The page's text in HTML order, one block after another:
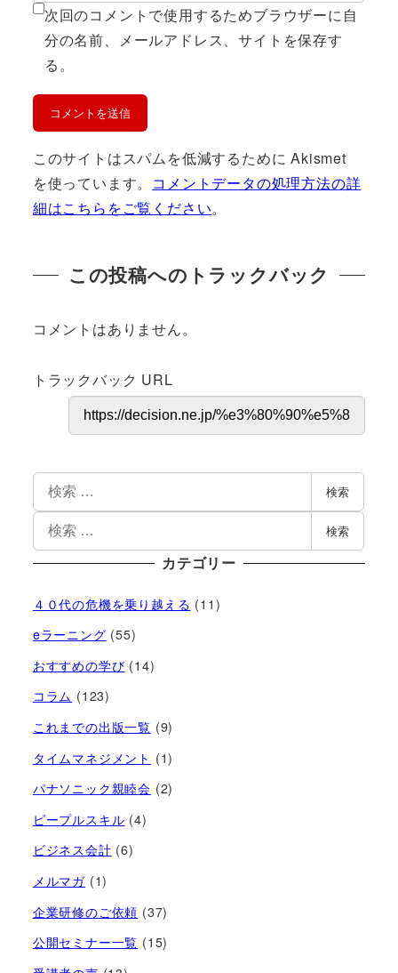
次回のコメントで使用するためブラウザーに自
分の名前、メールアドレス、サイトを保存す
る。
このサイトはスパムを低減するために Akismet
を使っています。 コメントデータの処理方法の詳
細はこちらをご覧ください。
この投稿へのトラックバック
コメントはありません。
トラックバック URL
検索
検索
カテゴリー
４０代の危機を乗り越える (11)
eラーニング (55)
おすすめの学び (14)
コラム (123)
これまでの出版一覧 (9)
タイムマネジメント (1)
パナソニック親睦会 (2)
ピープルスキル (4)
ビジネス会計 (6)
メルマガ (1)
企業研修のご依頼 (37)
公開セミナー一覧 (15)